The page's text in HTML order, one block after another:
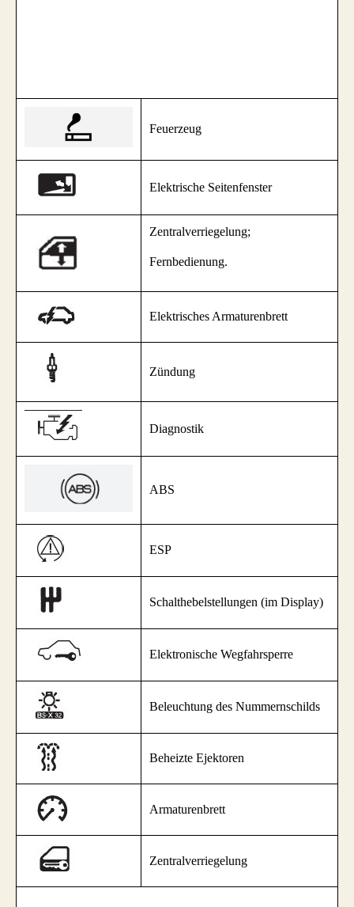
Feuerzeug
Elektrische Seitenfenster
Zentralverriegelung;
Fernbedienung.
Elektrisches Armaturenbrett
Zündung
Diagnostik
ABS
ESP
Schalthebelstellungen (im Display)
Elektronische Wegfahrsperre
Beleuchtung des Nummernschilds
Beheizte Ejektoren
Armaturenbrett
Zentralverriegelung